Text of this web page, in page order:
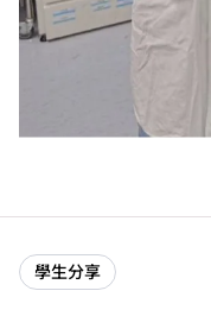
學生分享